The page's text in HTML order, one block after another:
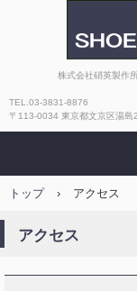
株
株式会社硝英製作
TEL.03-3831-8876
〒113-0034 東京都文京区湯島
トップ › アクセス
アクセス